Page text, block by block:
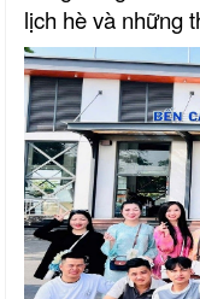
lịch hè và những